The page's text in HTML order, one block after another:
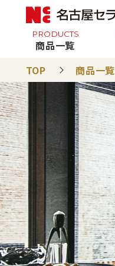
PRODUCTS
商品一覧
TOP
商品一覧